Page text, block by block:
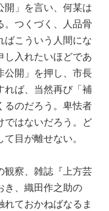
開」を言い、何某は
。つくづく、人品骨
ばこういう人間にな
し入れたいほどであ
公開」を押し、市長
れば、当然再び「補
るのだろう。卑怯者
ではないだろう。ど
目が離せない。
察、雑誌『上方芸
き、織田作之助の
れておかねばなるま